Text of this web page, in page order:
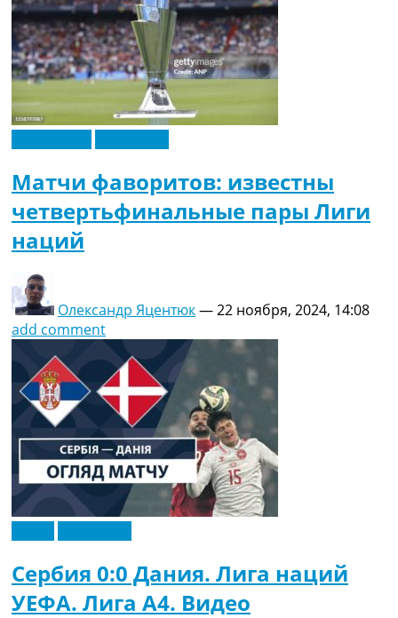
Матчи фаворитов: известны
четвертьфинальные пары Лиги
наций
Олександр Яцентюк—22 ноября, 2024, 14:08
add comment
Сербия 0:0 Дания. Лига наций
УЕФА. Лига A4. Видео